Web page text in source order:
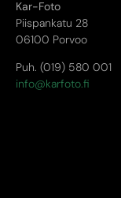
Kar-Foto
Piispankatu 28
06100 Porvoo
Puh. (019) 580 001
info@karfoto.fi